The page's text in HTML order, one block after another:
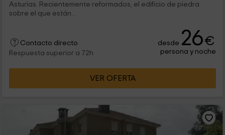
Asturias. Recientemente reformados, el edificio de piedra
sobre el que están...
Contacto directo
Respuesta superior a 72h
desde 26€
persona y noche
VER OFERTA